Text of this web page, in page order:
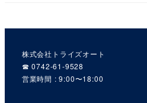
株式会社トライズオート
☎︎ 0742-61-9528
営業時間 : 9:00〜18:00